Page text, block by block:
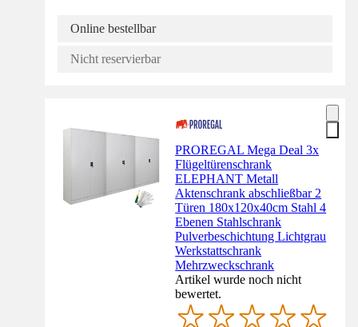
Online bestellbar
Nicht reservierbar
PROREGAL Mega Deal 3x
Flügeltürenschrank
ELEPHANT Metall
Aktenschrank abschließbar 2
Türen 180x120x40cm Stahl 4
Ebenen Stahlschrank
Pulverbeschichtung Lichtgrau
Werkstattschrank
Mehrzweckschrank
Artikel wurde noch nicht
bewertet.